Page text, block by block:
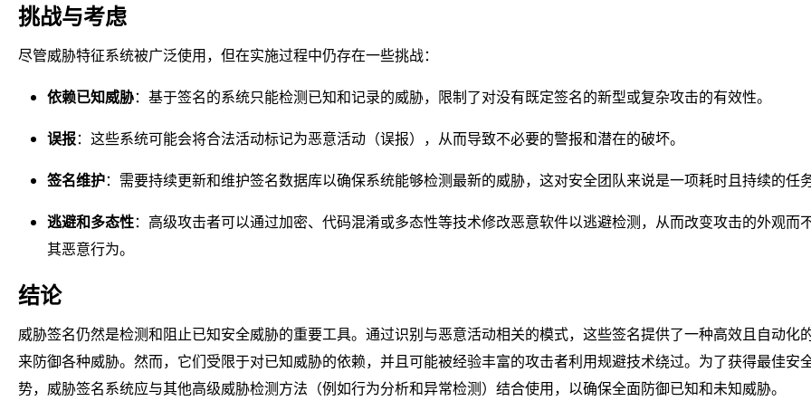
挑战与考虑
尽管威胁特征系统被广泛使用，但在实施过程中仍存在一些挑战：
依赖已知威胁：基于签名的系统只能检测已知和记录的威胁，限制了对没有既定签名的新型或复杂攻击的有效性。
误报：这些系统可能会将合法活动标记为恶意活动（误报），从而导致不必要的警报和潜在的破坏。
签名维护：需要持续更新和维护签名数据库以确保系统能够检测最新的威胁，这对安全团队来说是一项耗时且持续的任务
逃避和多态性：高级攻击者可以通过加密、代码混淆或多态性等技术修改恶意软件以逃避检测，从而改变攻击的外观而
其恶意行为。
结论
威胁签名仍然是检测和阻止已知安全威胁的重要工具。通过识别与恶意活动相关的模式，这些签名提供了一种高效且自动化
来防御各种威胁。然而，它们受限于对已知威胁的依赖，并且可能被经验丰富的攻击者利用规避技术绕过。为了获得最佳安
势，威胁签名系统应与其他高级威胁检测方法（例如行为分析和异常检测）结合使用，以确保全面防御已知和未知威胁。